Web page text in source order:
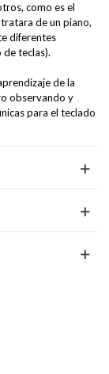
como es el
de un piano,
diferentes
teclas).
de la
observando y
para el teclado